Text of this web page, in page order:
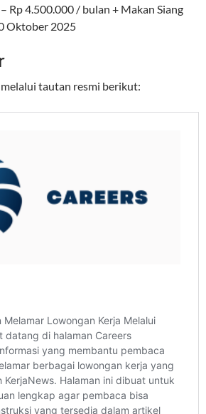
Rp 4.500.000 / bulan + Makan Siang
Oktober 2025
tautan resmi berikut: